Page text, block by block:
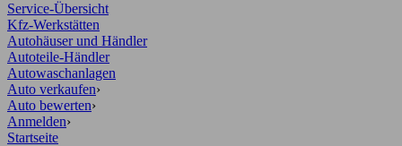
Service-Übersicht
Kfz-Werkstätten
Autohäuser und Händler
Autoteile-Händler
Autowaschanlagen
Auto verkaufen›
Auto bewerten›
Anmelden›
Startseite